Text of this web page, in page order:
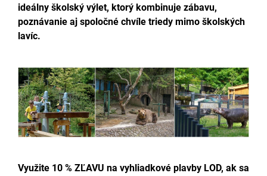
ideálny školský výlet, ktorý kombinuje zábavu,
poznávanie aj spoločné chvíle triedy mimo školských
lavíc.
Využite 10 % ZĽAVU na vyhliadkové plavby LOD, ak sa